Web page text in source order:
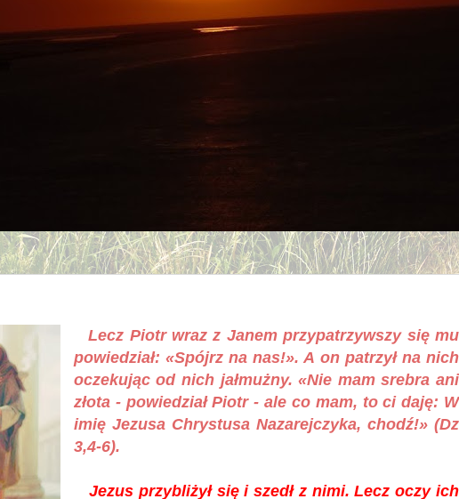
Lecz Piotr wraz z Janem przypatrzywszy się mu
powiedział: «Spójrz na nas!». A on patrzył na nich
oczekując od nich jałmużny. «Nie mam srebra ani
złota - powiedział Piotr - ale co mam, to ci daję: W
imię Jezusa Chrystusa Nazarejczyka, chodź!» (Dz
3,4-6).
Jezus przybliżył się i szedł z nimi. Lecz oczy ich